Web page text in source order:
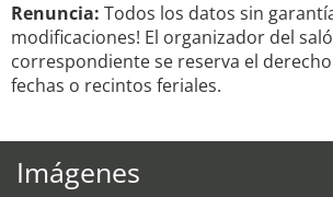
Renuncia: Todos los datos sin
modificaciones! El organizador del
correspondiente se reserva el
fechas o recintos feriales.
Imágenes